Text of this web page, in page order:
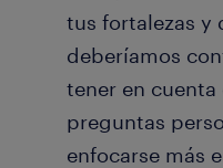
tus fortalezas y
deberíamos
tener en
preguntas
enfocarse más